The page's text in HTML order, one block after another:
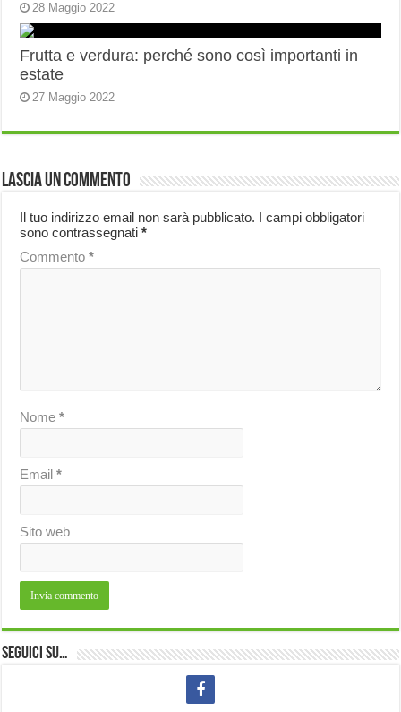
28 Maggio 2022
Frutta e verdura: perché sono così importanti in
estate
27 Maggio 2022
Lascia un commento
Il tuo indirizzo email non sarà pubblicato. I campi obbligatori
sono contrassegnati*
Commento*
Nome*
Email*
Sito web
Seguici su…